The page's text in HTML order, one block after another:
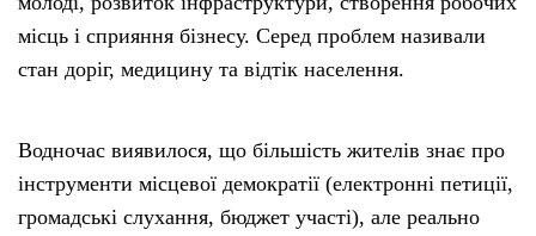
місць і сприяння бізнесу. Серед проблем називали
стан доріг, медицину та відтік населення.
Водночас виявилося, що більшість жителів знає про
інструменти місцевої демократії (електронні петиції,
громадські слухання, бюджет участі), але реально